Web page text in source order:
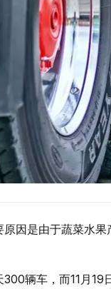
因是由于蔬菜水
辆车，而11月